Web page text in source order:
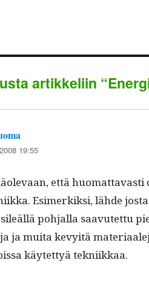
artikkeliin
19:55
että
Esimerkik­si, lähde
poh­jal­la saavutet­tu
ja mui­ta kevy­itä
käytet­tyä tekniikkaa.